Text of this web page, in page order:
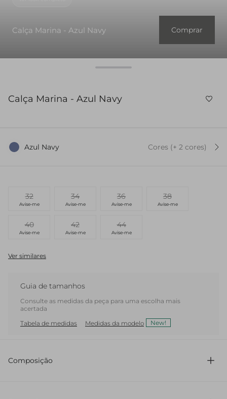
Calça Marina - Azul Navy Comprar
Calça Marina - Azul Navy
Azul Navy Cores (+ 2 cores)
32
Avise-me
34
Avise-me
36
Avise-me
38
Avise-me
40
Avise-me
42
Avise-me
44
Avise-me
Ver similares
Guia de tamanhos
Consulte as medidas da peça para uma escolha mais
acertada
Tabela de medidas
Medidas da modelo New!
Composição